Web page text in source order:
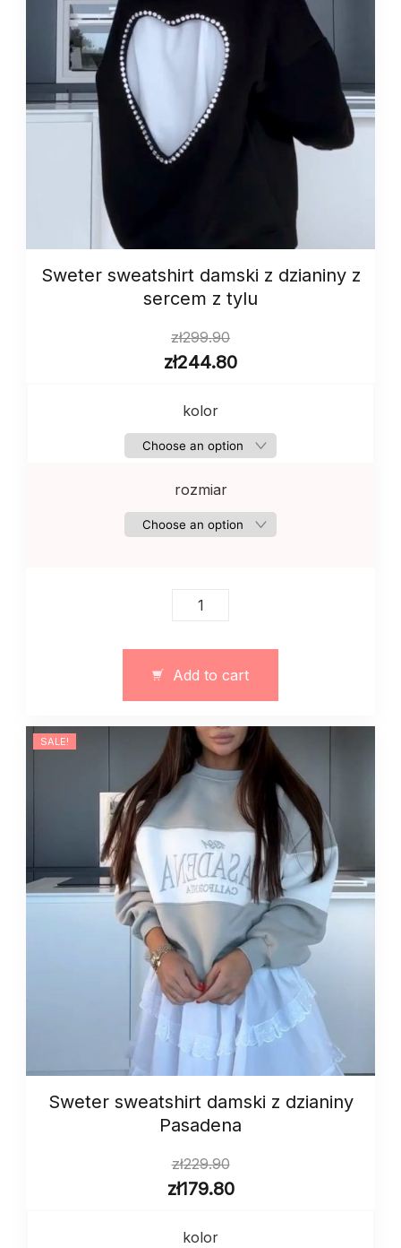
Sweter sweatshirt damski z dzianiny z
sercem z tylu
zł299.90
zł244.80
kolor
rozmiar
Sweter
dzianiny
z
sercem
tylu
quantity
Add to cart
SALE!
Sweter sweatshirt damski z dzianiny
Pasadena
zł229.90
zł179.80
kolor